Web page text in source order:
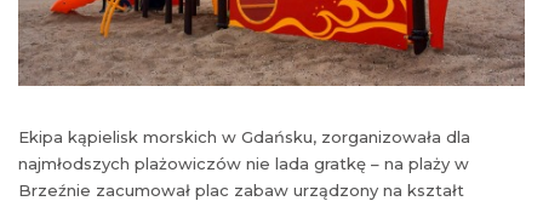
Ekipa kąpielisk morskich w Gdańsku, zorganizowała dla
najmłodszych plażowiczów nie lada gratkę – na plaży w
Brzeźnie zacumował plac zabaw urządzony na kształt